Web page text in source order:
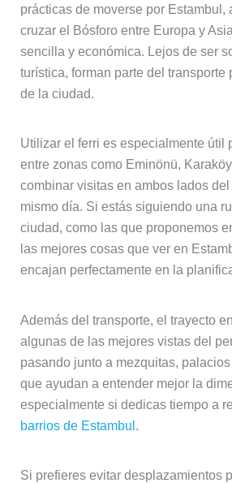
prácticas de moverse por Estambul,
cruzar el Bósforo entre Europa y
sencilla y económica. Lejos de ser
turística, forman parte del transporte
de la ciudad.
Utilizar el ferri es especialmente útil
entre zonas como Eminönü,
combinar visitas en ambos lados del
mismo día. Si estás siguiendo una
ciudad, como las que proponemos
las mejores cosas que ver en
encajan perfectamente en la
Además del transporte, el trayecto
algunas de las mejores vistas del
pasando junto a mezquitas,
que ayudan a entender mejor la
especialmente si dedicas tiempo a
barrios de Estambul .
Si prefieres evitar desplazamientos